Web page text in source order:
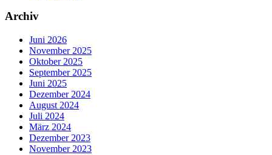
Archiv
Juni 2026
November 2025
Oktober 2025
September 2025
Juni 2025
Dezember 2024
August 2024
Juli 2024
März 2024
Dezember 2023
November 2023